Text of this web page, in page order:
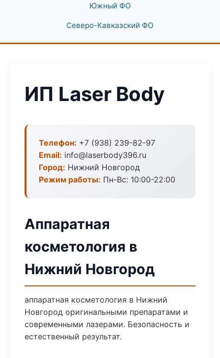
Южный ФО
Северо-Кавказский ФО
ИП Laser Body
Телефон: +7 (938) 239-82-97
Email: info@laserbody396.ru
Город: Нижний Новгород
Режим работы: Пн-Вс: 10:00-22:00
Аппаратная
косметология в
Нижний Новгород
аппаратная косметология в Нижний
Новгород оригинальными препаратами и
современными лазерами. Безопасность и
естественный результат.